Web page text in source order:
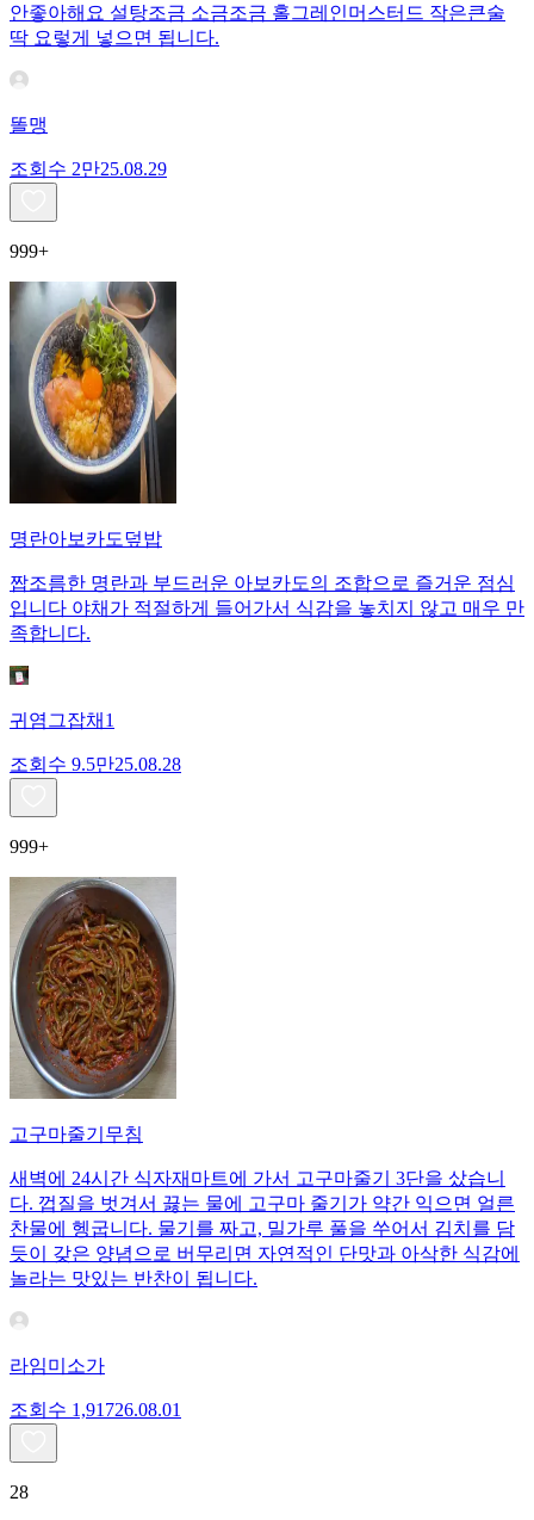
안좋아해요 설탕조금 소금조금 홀그레인머스터드 작은큰술
딱 요렇게 넣으면 됩니다.
똘맹
조회수 2만25.08.29
999+
명란아보카도덮밥
짭조름한 명란과 부드러운 아보카도의 조합으로 즐거운 점심
입니다 야채가 적절하게 들어가서 식감을 놓치지 않고 매우 만
족합니다.
귀염그잡채1
조회수 9.5만25.08.28
999+
고구마줄기무침
새벽에 24시간 식자재마트에 가서 고구마줄기 3단을 샀습니
다. 껍질을 벗겨서 끓는 물에 고구마 줄기가 약간 익으면 얼른
찬물에 헹굽니다. 물기를 짜고, 밀가루 풀을 쑤어서 김치를 담
듯이 갖은 양념으로 버무리면 자연적인 단맛과 아삭한 식감에
놀라는 맛있는 반찬이 됩니다.
라임미소가
조회수 1,91726.08.01
28